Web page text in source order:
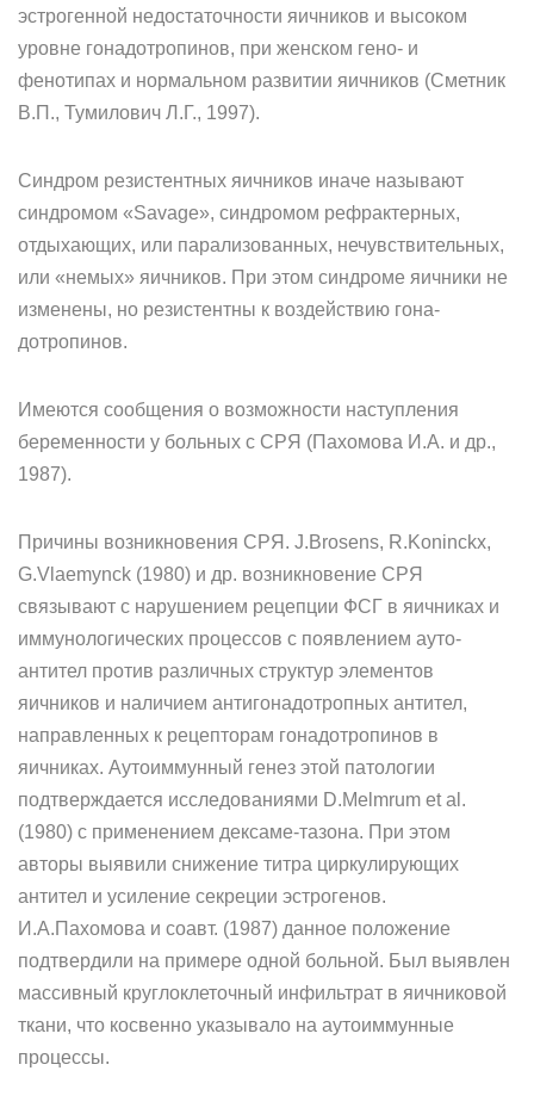
эстрогенной недостаточности яичников и высоком
уровне гонадотропинов, при женском гено- и
фенотипах и нормальном развитии яичников (Сметник
В.П., Тумилович Л.Г., 1997).
Синдром резистентных яичников иначе называют
синдромом «Savage», синдромом рефрактерных,
отдыхающих, или парализо­ванных, нечувствительных,
или «немых» яичников. При этом син­дроме яичники не
изменены, но резистентны к воздействию гона­
дотропинов.
Имеются сообщения о возможности наступления
беременности у больных с СРЯ (Пахомова И.А. и др.,
1987).
Причины возникновения СРЯ. J.Brosens, R.Koninckx,
G.Vlaemynck (1980) и др. возникновение СРЯ
связывают с нарушением рецепции ФСГ в яичниках и
иммунологических процессов с появлением ауто-
антител против различных структур элементов
яичников и наличием антигонадотропных антител,
направленных к рецепторам гонадотро­пинов в
яичниках. Аутоиммунный генез этой патологии
подтвержда­ется исследованиями D.Melmrum et al.
(1980) с применением дексаме-тазона. При этом
авторы выявили снижение титра циркулирующих
антител и усиление секреции эстрогенов.
И.А.Пахомова и соавт. (1987) данное положение
подтвердили на примере одной больной. Был выявлен
массивный круглоклеточный инфильтрат в яичниковой
ткани, что косвенно указывало на аутоиммунные
процессы.